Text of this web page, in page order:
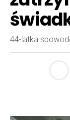
44-latka